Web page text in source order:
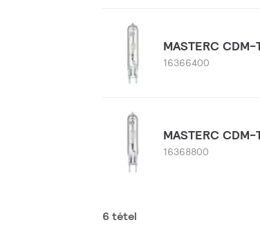
MASTERC
16366400
MASTERC
16368800
6 tétel